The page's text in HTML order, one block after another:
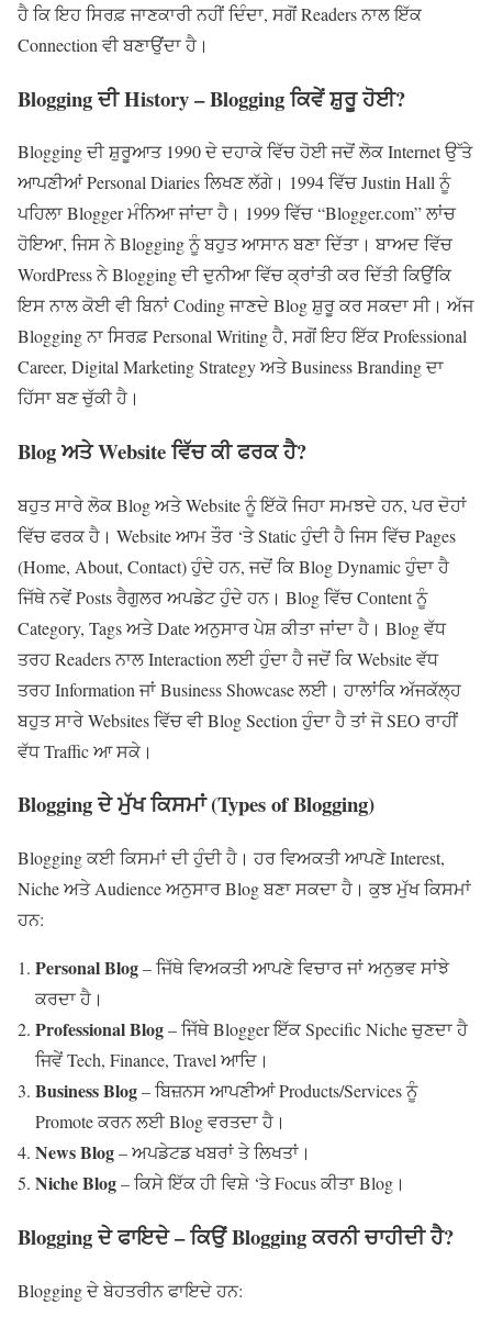
ਹੈ ਕਿ ਇਹ ਸਿਰਫ਼ ਜਾਣਕਾਰੀ ਨਹੀਂ ਦਿੰਦਾ, ਸਗੋਂ Readers ਨਾਲ ਇੱਕ
Connection ਵੀ ਬਣਾਉਂਦਾ ਹੈ।
BloggingਦੀHistory – Bloggingਕਿਵੇਂ ਸ਼ੁਰੂ ਹੋਈ?
Blogging ਦੀ ਸ਼ੁਰੂਆਤ 1990 ਦੇ ਦਹਾਕੇ ਵਿੱਚ ਹੋਈ ਜਦੋਂ ਲੋਕ Internet ਉੱਤੇ
ਆਪਣੀਆਂ Personal Diaries ਲਿਖਣ ਲੱਗੇ। 1994 ਵਿੱਚ Justin Hall ਨੂੰ
ਪਹਿਲਾ Blogger ਮੰਨਿਆ ਜਾਂਦਾ ਹੈ। 1999 ਵਿੱਚ “Blogger.com” ਲਾਂਚ
ਹੋਇਆ, ਜਿਸ ਨੇ Blogging ਨੂੰ ਬਹੁਤ ਆਸਾਨ ਬਣਾ ਦਿੱਤਾ। ਬਾਅਦ ਵਿੱਚ
WordPress ਨੇ Blogging ਦੀ ਦੁਨੀਆ ਵਿੱਚ ਕ੍ਰਾਂਤੀ ਕਰ ਦਿੱਤੀ ਕਿਉਂਕਿ
ਇਸ ਨਾਲ ਕੋਈ ਵੀ ਬਿਨਾਂ Coding ਜਾਣਦੇ Blog ਸ਼ੁਰੂ ਕਰ ਸਕਦਾ ਸੀ। ਅੱਜ
Blogging ਨਾ ਸਿਰਫ਼ Personal Writing ਹੈ, ਸਗੋਂ ਇਹ ਇੱਕ Professional
Career, Digital Marketing Strategy ਅਤੇ Business Branding ਦਾ
ਹਿੱਸਾ ਬਣ ਚੁੱਕੀ ਹੈ।
BlogਅਤੇWebsiteਵਿੱਚ ਕੀ ਫਰਕ ਹੈ?
ਬਹੁਤ ਸਾਰੇ ਲੋਕ Blog ਅਤੇ Website ਨੂੰ ਇੱਕੋ ਜਿਹਾ ਸਮਝਦੇ ਹਨ, ਪਰ ਦੋਹਾਂ
ਵਿੱਚ ਫਰਕ ਹੈ। Website ਆਮ ਤੌਰ ‘ਤੇ Static ਹੁੰਦੀ ਹੈ ਜਿਸ ਵਿੱਚ Pages
(Home, About, Contact) ਹੁੰਦੇ ਹਨ, ਜਦੋਂ ਕਿ Blog Dynamic ਹੁੰਦਾ ਹੈ
ਜਿੱਥੇ ਨਵੇਂ Posts ਰੈਗੁਲਰ ਅਪਡੇਟ ਹੁੰਦੇ ਹਨ। Blog ਵਿੱਚ Content ਨੂੰ
Category, Tags ਅਤੇ Date ਅਨੁਸਾਰ ਪੇਸ਼ ਕੀਤਾ ਜਾਂਦਾ ਹੈ। Blog ਵੱਧ
ਤਰਹ Readers ਨਾਲ Interaction ਲਈ ਹੁੰਦਾ ਹੈ ਜਦੋਂ ਕਿ Website ਵੱਧ
ਤਰਹ Information ਜਾਂ Business Showcase ਲਈ। ਹਾਲਾਂਕਿ ਅੱਜਕੱਲ੍ਹ
ਬਹੁਤ ਸਾਰੇ Websites ਵਿੱਚ ਵੀ Blog Section ਹੁੰਦਾ ਹੈ ਤਾਂ ਜੋ SEO ਰਾਹੀਂ
ਵੱਧ Traffic ਆ ਸਕੇ।
Bloggingਦੇ ਮੁੱਖ ਕਿਸਮਾਂ (Types of Blogging)
Blogging ਕਈ ਕਿਸਮਾਂ ਦੀ ਹੁੰਦੀ ਹੈ। ਹਰ ਵਿਅਕਤੀ ਆਪਣੇ Interest,
Niche ਅਤੇ Audience ਅਨੁਸਾਰ Blog ਬਣਾ ਸਕਦਾ ਹੈ। ਕੁਝ ਮੁੱਖ ਕਿਸਮਾਂ
ਹਨ:
Personal Blog– ਜਿੱਥੇ ਵਿਅਕਤੀ ਆਪਣੇ ਵਿਚਾਰ ਜਾਂ ਅਨੁਭਵ ਸਾਂਝੇ
ਕਰਦਾ ਹੈ।
Professional Blog– ਜਿੱਥੇ Blogger ਇੱਕ Specific Niche ਚੁਣਦਾ ਹੈ
ਜਿਵੇਂ Tech, Finance, Travel ਆਦਿ।
Business Blog– ਬਿਜ਼ਨਸ ਆਪਣੀਆਂ Products/Services ਨੂੰ
Promote ਕਰਨ ਲਈ Blog ਵਰਤਦਾ ਹੈ।
News Blog– ਅਪਡੇਟਡ ਖਬਰਾਂ ਤੇ ਲਿਖਤਾਂ।
Niche Blog– ਕਿਸੇ ਇੱਕ ਹੀ ਵਿਸ਼ੇ ‘ਤੇ Focus ਕੀਤਾ Blog।
Bloggingਦੇ ਫਾਇਦੇ–ਕਿਉਂBloggingਕਰਨੀ ਚਾਹੀਦੀ ਹੈ?
Blogging ਦੇ ਬੇਹਤਰੀਨ ਫਾਇਦੇ ਹਨ: